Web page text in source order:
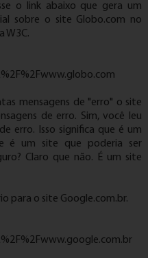
o link abaixo que gera um
sobre o site Globo.com no
W3C.
mensagens de "erro" o site
de erro. Sim, você leu
erro. Isso significa que é um
é um site que poderia ser
Claro que não. É um site
para o site Google.com.br.